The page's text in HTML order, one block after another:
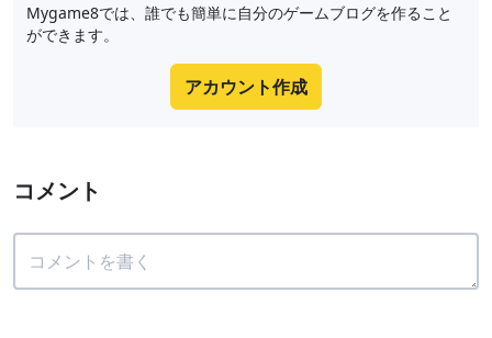
Mygame8では、誰でも簡単に自分のゲームブログを作ること
ができます。
アカウント作成
コメント